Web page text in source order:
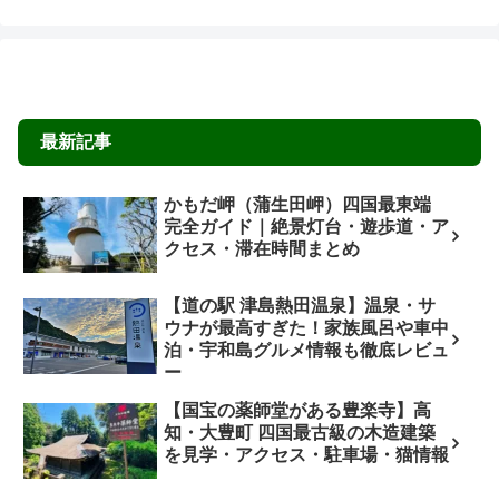
最新記事
かもだ岬（蒲生田岬）四国最東端
完全ガイド｜絶景灯台・遊歩道・ア
クセス・滞在時間まとめ
【道の駅 津島熱田温泉】温泉・サ
ウナが最高すぎた！家族風呂や車中
泊・宇和島グルメ情報も徹底レビュ
ー
【国宝の薬師堂がある豊楽寺】高
知・大豊町 四国最古級の木造建築
を見学・アクセス・駐車場・猫情報